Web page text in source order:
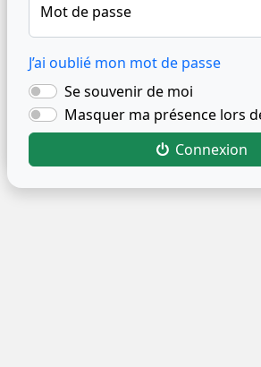
Mot de passe
J’ai oublié mon mot de passe
Se souvenir de moi
Masquer ma présence lors
Connexion